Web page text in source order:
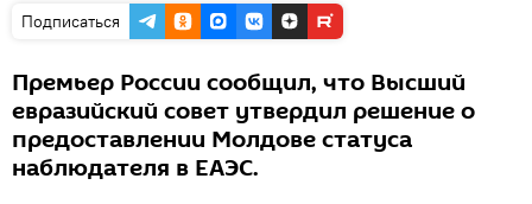
Подписаться
Премьер России сообщил, что Высший
евразийский совет утвердил решение о
предоставлении Молдове статуса
наблюдателя в ЕАЭС.